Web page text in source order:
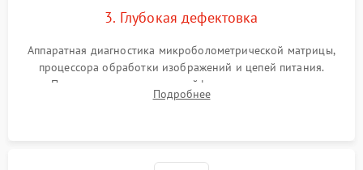
3. Глубокая дефектовка
Аппаратная диагностика микроболометрической матрицы,
процессора обработки изображений и цепей питания.
Проверка целостности шлейфов, модуля памяти и
интерфейсов связи. Выявление сгоревших SMD-компонентов
Подробнее